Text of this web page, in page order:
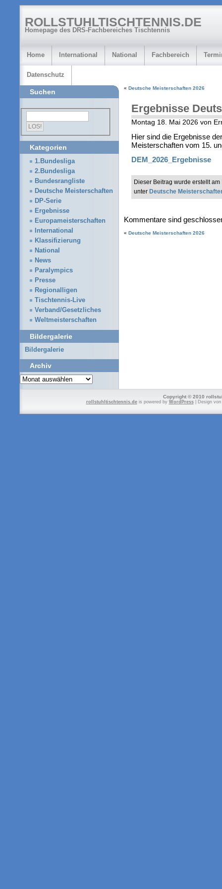
ROLLSTUHLTISCHTENNIS.DE
Homepage des DRS-Fachbereiches Tischtennis
Home International National Fachbereich
Datenschutz
« Deutsche Meisterschaften 2026
Ergebnisse
Montag 18. Mai 2026 von
Hier sind die Ergebnisse
Meisterschaften vom 15.
DEM_2026_Ergebnisse
Dieser Beitrag wurde erstellt
unter Deutsche
Kommentare sind
« Deutsche Meisterschaften 2026
Suchen
Kategorien
1.Bundesliga
2.Bundesliga
Bundesrangliste
Deutsche Meisterschaften
DP-Serie
Ergebnisse
Europameisterschaften
International
Klassifizierung
National
News
Paralympics
Presse
Regionalligen
Tischtennis-Live
Verband/Gesetzliches
Weltmeisterschaften
Bildergalerie
Bildergalerie
Archiv
Archiv
Copyright © 2010
rollstuhltischtennis.deis powered by WordPress| Design von